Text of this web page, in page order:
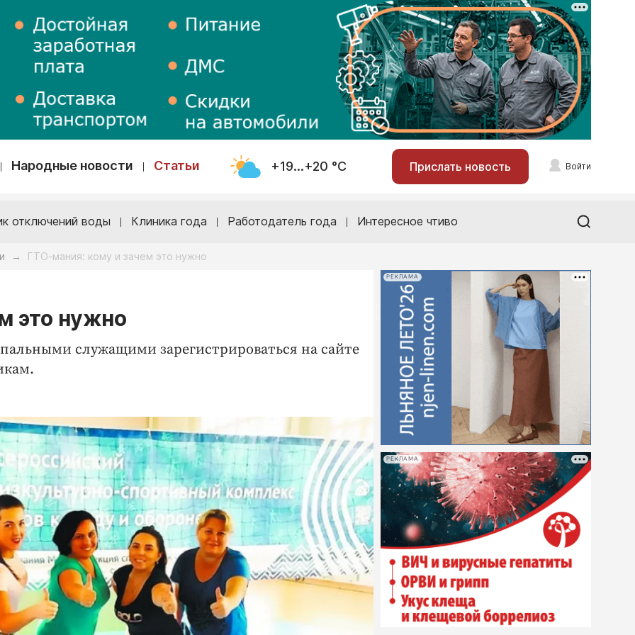
Народные новости Статьи +19...+20 °С Прислать новость Войти
отключений воды Клиника года Работодатель года Интересное чтиво
→ ГТО-мания: кому и зачем это нужно
это нужно
служащими зарегистрироваться на сайте
РЕКЛАМА
РЕКЛАМА